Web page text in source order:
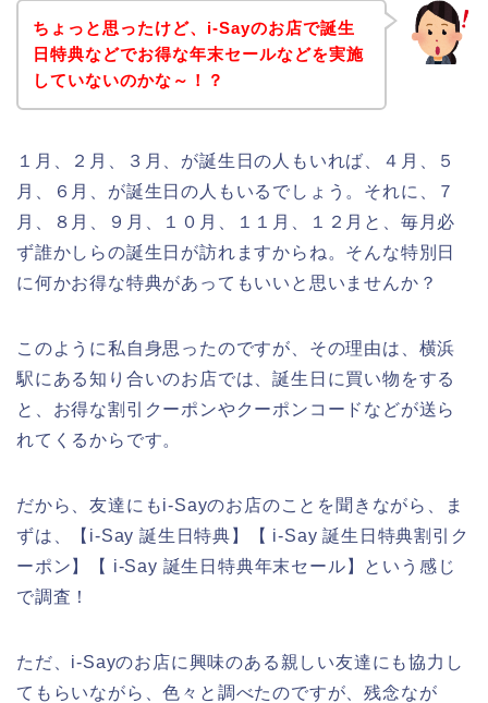
ちょっと思ったけど、i-Sayのお店で誕生
日特典などでお得な年末セールなどを実施
していないのかな～！？
１月、２月、３月、が誕生日の人もいれば、４月、５
月、６月、が誕生日の人もいるでしょう。それに、７
月、８月、９月、１０月、１１月、１２月と、毎月必
ず誰かしらの誕生日が訪れますからね。そんな特別日
に何かお得な特典があってもいいと思いませんか？
このように私自身思ったのですが、その理由は、横浜
駅にある知り合いのお店では、誕生日に買い物をする
と、お得な割引クーポンやクーポンコードなどが送ら
れてくるからです。
だから、友達にもi-Sayのお店のことを聞きながら、ま
ずは、【i-Say 誕生日特典】【 i-Say 誕生日特典割引ク
ーポン】【 i-Say 誕生日特典年末セール】という感じ
で調査！
ただ、i-Sayのお店に興味のある親しい友達にも協力し
てもらいながら、色々と調べたのですが、残念なが